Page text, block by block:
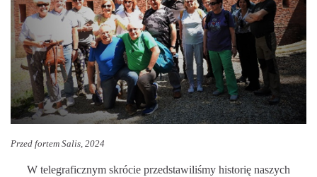
Przed fortem Salis, 2024
W telegraficznym skrócie przedstawiliśmy historię naszych